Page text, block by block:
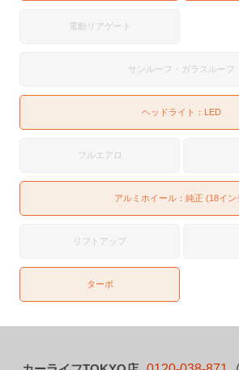
電動リアゲート
サンルーフ・ガラスルーフ
ヘッドライト： LED
フルエアロ
アルミホイール：純正 (18イン
リフトアップ
ターボ